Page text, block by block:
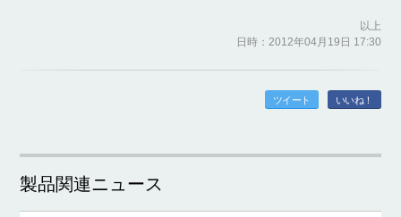
以上
日時：2012年04月19日 17:30
ツイート いいね！
製品関連ニュース